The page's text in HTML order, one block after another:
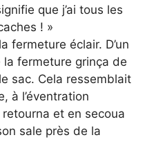
que j’ai tous les
! »
fermeture éclair. D’un
fermeture grinça de
sac. Cela ressemblait
à l’éventration
retourna et en secoua
sale près de la